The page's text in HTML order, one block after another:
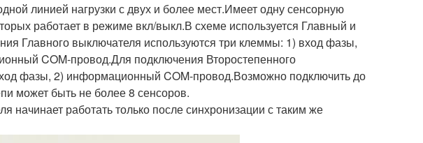
линией нагрузки с двух и более мест.Имеет одну сенсорную
работает в режиме вкл/выкл.В схеме используется Главный и
Главного выключателя используются три клеммы: 1) вход фазы,
COM-провод.Для подключения Второстепенного
фазы, 2) информационный COM-провод.Возможно подключить до
может быть не более 8 сенсоров.
начинает работать только после синхронизации с таким же